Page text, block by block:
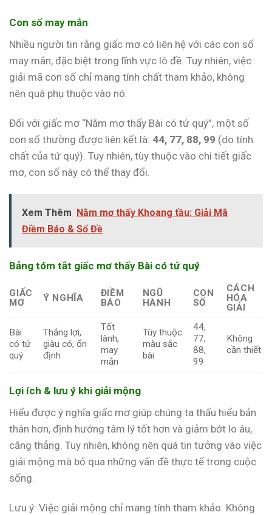
Con số may mắn
Nhiều người tin rằng giấc mơ có liên hệ với các con số
may mắn, đặc biệt trong lĩnh vực lô đề. Tuy nhiên, việc
giải mã con số chỉ mang tính chất tham khảo, không
nên quá phụ thuộc vào nó.
Đối với giấc mơ “Nằm mơ thấy Bài có tứ quý”, một số
con số thường được liên kết là: 44, 77, 88, 99 (do tính
chất của tứ quý). Tuy nhiên, tùy thuộc vào chi tiết giấc
mơ, con số này có thể thay đổi.
Xem Thêm Nằm mơ thấy Khoang tầu: Giải Mã
Điềm Báo & Số Đề
Bảng tóm tắt giấc mơ thấy Bài có tứ quý
GIẤC
MƠ
Ý NGHĨA
ĐIỀM
BÁO
NGŨ
HÀNH
CON
SỐ
CÁCH
HÓA
GIẢI
Bài
có tứ
quý
Thắng lợi,
giàu có, ổn
định
Tốt
lành,
may
mắn
Tùy thuộc
màu sắc
bài
44,
77,
88,
99
Không
cần thiết
Lợi ích & lưu ý khi giải mộng
Hiểu được ý nghĩa giấc mơ giúp chúng ta thấu hiểu bản
thân hơn, định hướng tâm lý tốt hơn và giảm bớt lo âu,
căng thẳng. Tuy nhiên, không nên quá tin tưởng vào việc
giải mộng mà bỏ qua những vấn đề thực tế trong cuộc
sống.
Lưu ý: Việc giải mộng chỉ mang tính tham khảo. Không